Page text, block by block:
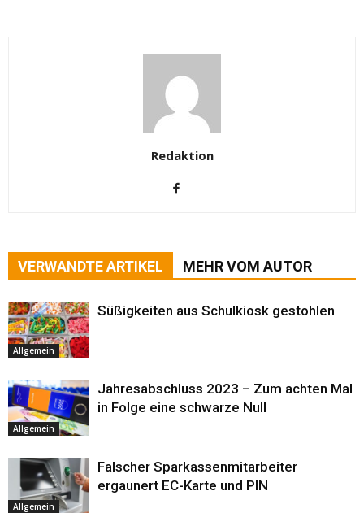
Redaktion
VERWANDTE ARTIKEL MEHR VOM AUTOR
Allgemein
Süßigkeiten aus Schulkiosk gestohlen
Allgemein
Jahresabschluss 2023 – Zum achten Mal
in Folge eine schwarze Null
Allgemein
Falscher Sparkassenmitarbeiter
ergaunert EC-Karte und PIN